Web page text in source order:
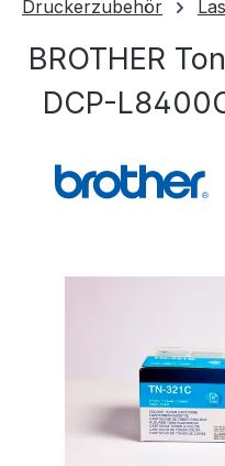
Druckerzubehör
BROTHER
DCP-
Bildergalerie